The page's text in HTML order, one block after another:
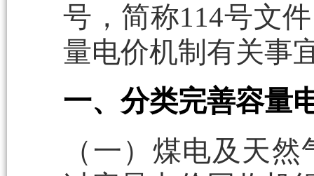
号，简称114号文
量电价机制有关事
一、分类完善容量
（一）煤电及天